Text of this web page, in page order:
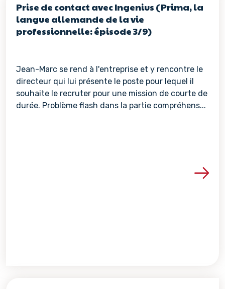
Prise de contact avec Ingenius (Prima, la
langue allemande de la vie
professionnelle: épisode 3/9)
Jean-Marc se rend à l'entreprise et y rencontre le
directeur qui lui présente le poste pour lequel il
souhaite le recruter pour une mission de courte de
durée. Problème flash dans la partie compréhens...
Voir les détails de la